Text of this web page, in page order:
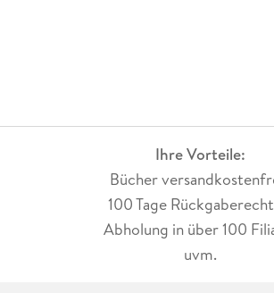
Ihre Vorteile:
Bücher
100 Tage
Abholung in über 100
uvm.